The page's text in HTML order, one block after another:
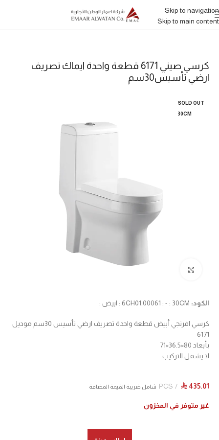
Skip to navigation
Skip to main content
كرسي صيني 6171 قطعة واحدة ايماك تصريف
ارضي تأسيس30سم
SOLD OUT
30CM
الكود: 6CH01.00061 : - : 30CM : ابيض :
كرسي افرنجي أبيض قطعة واحدة تصريف ارضي تأسيس 30سم موديل
6171
بأبعاد 80×36.5×71
لا يشمل التركيب
⃁ 435.01
PCS شامل ضريبة القيمة المضافة
غير متوفر في المخزون